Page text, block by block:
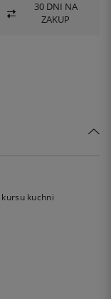
30 DNI NA
ZAKUP
kursu kuchni